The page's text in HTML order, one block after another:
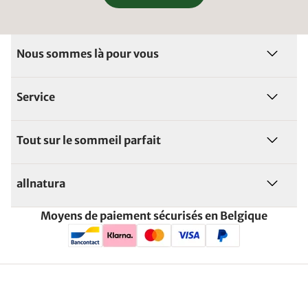
Nous sommes là pour vous
Service
Tout sur le sommeil parfait
allnatura
Moyens de paiement sécurisés en Belgique